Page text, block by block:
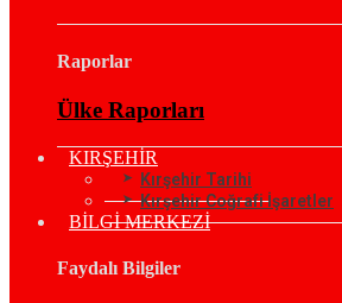
Raporlar
Ülke Raporları
KIRŞEHİR
Kırşehir Tarihi
Kırşehir Coğrafi İşaretler
BİLGİ MERKEZİ
Faydalı Bilgiler